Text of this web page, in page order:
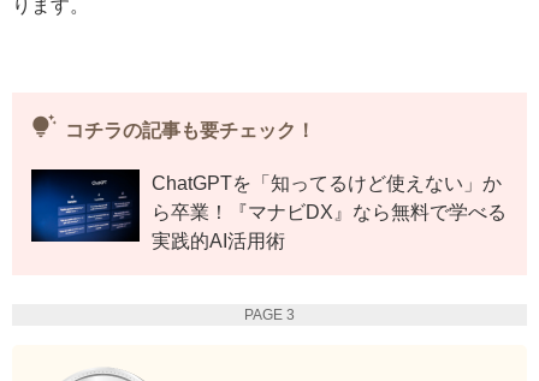
ります。
tips_and_updates コチラの記事も要チェック！
ChatGPTを「知ってるけど使えない」か
ら卒業！『マナビDX』なら無料で学べる
実践的AI活用術
PAGE 3